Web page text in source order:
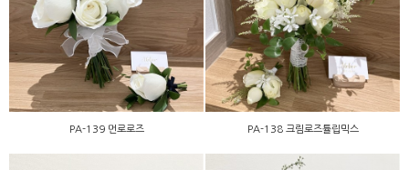
PA-139 먼로로즈
PA-139 먼로로즈
PA-138 크림로즈튤립믹스
PA-138 크림로즈튤립믹스